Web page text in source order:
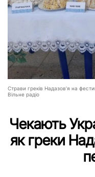
Страви греків Надазов’я на
Вільне радіо
Чекають
як греки